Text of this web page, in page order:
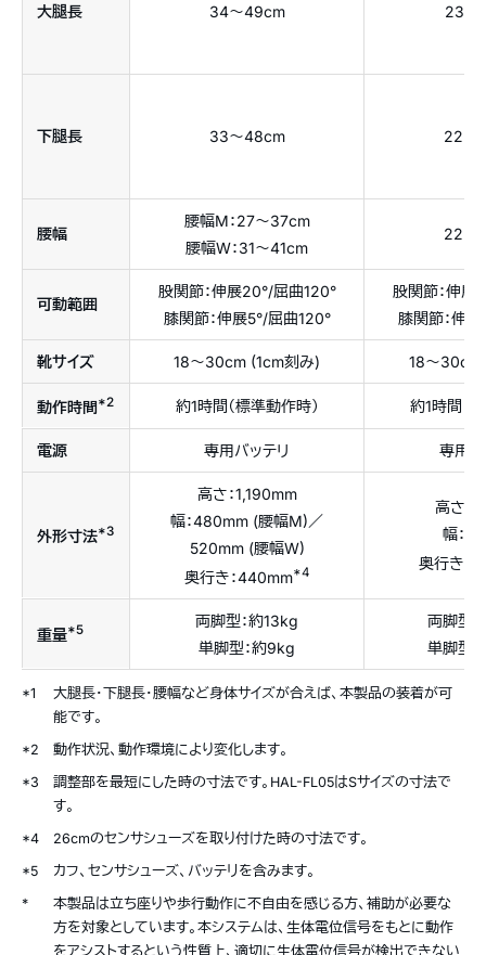
大腿長 34〜49cm 23〜
下腿長 33〜48cm 22〜
腰幅
腰幅M：27〜37cm
腰幅W：31〜41cm
22〜
可動範囲
股関節：伸展20°/屈曲120°
膝関節：伸展5°/屈曲120°
股関節：伸展
膝関節：伸
靴サイズ 18〜30cm (1cm刻み) 18〜30cm
動作時間*2 約1時間（標準動作時） 約1時間（
電源 専用バッテリ 専用バ
外形寸法*3
高さ：1,190mm
幅：480mm (腰幅M)／
520mm (腰幅W)
奥行き：440mm*4
高さ：
幅：
奥行き：
重量*5
両脚型：約13kg
単脚型：約9kg
両脚型
単脚型
*1
大腿長・下腿長・腰幅など身体サイズが合えば、本製品の装着が可
能です。
*2
動作状況、動作環境により変化します。
*3
調整部を最短にした時の寸法です。HAL-FL05はSサイズの寸法で
す。
*4
26cmのセンサシューズを取り付けた時の寸法です。
*5
カフ、センサシューズ、バッテリを含みます。
*
本製品は立ち座りや歩行動作に不自由を感じる方、補助が必要な
方を対象としています。本システムは、生体電位信号をもとに動作
をアシストするという性質上、適切に生体電位信号が検出できない